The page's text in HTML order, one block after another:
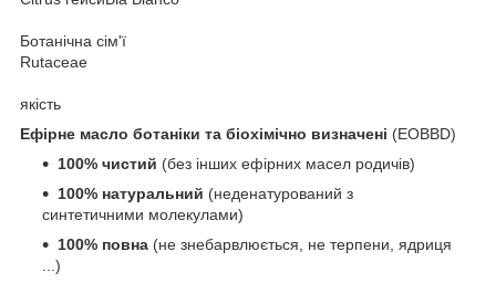
Ботанічна сім'ї
Rutaceae
якість
Ефірне масло ботаніки та біохімічно визначені (EOBBD)
100% чистий (без інших ефірних масел родичів)
100% натуральний (неденатурований з
синтетичними молекулами)
100% повна (не знебарвлюється, не терпени, ядриця
...)